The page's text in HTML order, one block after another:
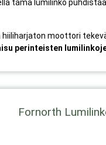
tämä lumilinko
moottori
perinteisten
Fornorth